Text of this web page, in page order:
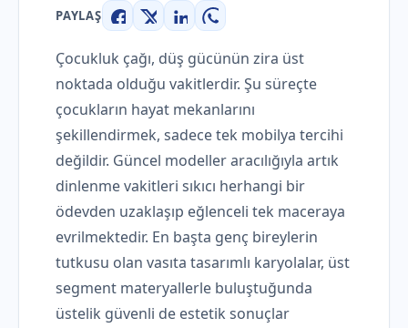
PAYLAŞ
Facebook
X LinkedInWhatsApp
Çocukluk çağı, düş gücünün zira üst
noktada olduğu vakitlerdir. Şu süreçte
çocukların hayat mekanlarını
şekillendirmek, sadece tek mobilya tercihi
değildir. Güncel modeller aracılığıyla artık
dinlenme vakitleri sıkıcı herhangi bir
ödevden uzaklaşıp eğlenceli tek maceraya
evrilmektedir. En başta genç bireylerin
tutkusu olan vasıta tasarımlı karyolalar, üst
segment materyallerle buluştuğunda
üstelik güvenli de estetik sonuçlar